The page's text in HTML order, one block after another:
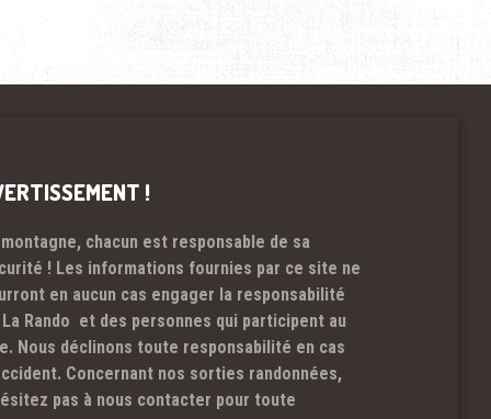
!
montagne, chacun est responsable de sa
! Les informations fournies par ce site ne
en aucun cas engager la responsabilité
Rando et des personnes qui participent au
Nous déclinons toute responsabilité en cas
Concernant nos sorties randonnées,
pas à nous contacter pour toute